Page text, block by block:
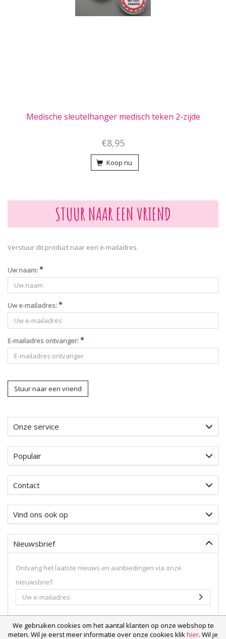
Medische sleutelhanger medisch teken 2-zijde
€8,95
Koop nu
STUUR NAAR EEN VRIEND
Verstuur dit product naar een e-mailadres.
Uw naam:
Uw e-mailadres:
E-mailadres ontvanger:
Stuur naar een vriend
Onze service
Populair
Contact
Vind ons ook op
Nieuwsbrief
Ontvang het laatste nieuws en aanbiedingen via onze
nieuwsbrief.
Uw
mailadres
We gebruiken cookies om het aantal klanten op onze webshop te
meten. Wil je eerst meer informatie over onze cookies klikhier. Wil je